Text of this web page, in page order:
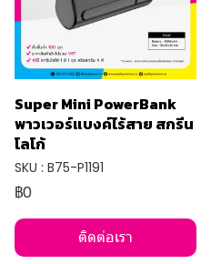
Super Mini PowerBank
พาวเวอร์แบงค์ไร้สาย สกรีน
โลโก้
SKU : B75-P1191
฿0
ติดต่อเรา